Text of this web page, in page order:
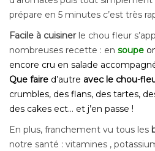
prépare en 5 minutes c’est très
Facile à cuisinerle chou fleur
nombreuses recette : en soupe
encore cru en salade
Que faire d’autre avec le chou-
crumbles, des flans, des tartes,
des cakes ect… et j’en passe !
En plus, franchement vu tous les
notre santé : vitamines ,